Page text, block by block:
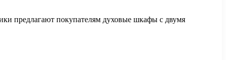
предлагают покупателям духовые шкафы с двумя